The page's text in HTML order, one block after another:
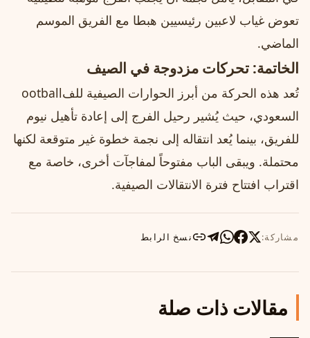
تعوض غياب لاعبين رئيسيين هبطا مع الفريق الموسم
الماضي.
الخاتمة: تحركات مزدوجة في الصيف
تُعد هذه الحركة من أبرز الحوارات الصيفية للفootball
السعودي، حيث يُشير رحيل الفرج إلى إعادة تأهيل نيوم
للفريق، بينما يُعد انتقاله إلى نجمة خطوة غير متوقعة لكنها
محتملة. ويبقى الباب مفتوحاً لمفاجآت أخرى، خاصة مع
اقتراب افتتاح فترة الانتقالات الصيفية.
مشاركة: نسخ الرابط
مقالات ذات صلة